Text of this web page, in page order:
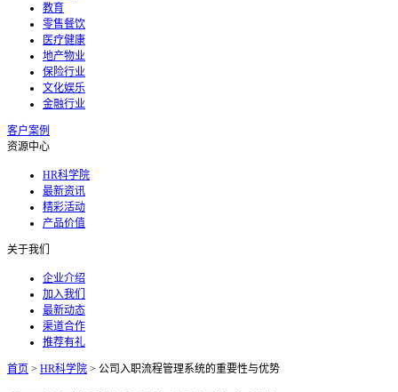
教育
零售餐饮
医疗健康
地产物业
保险行业
文化娱乐
金融行业
客户案例
资源中心
HR科学院
最新资讯
精彩活动
产品价值
关于我们
企业介绍
加入我们
最新动态
渠道合作
推荐有礼
首页 > HR科学院 > 公司入职流程管理系统的重要性与优势